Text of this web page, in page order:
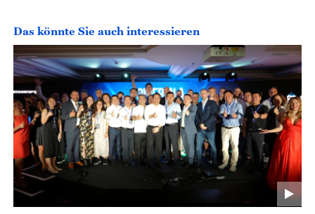
Das könnte Sie auch interessieren